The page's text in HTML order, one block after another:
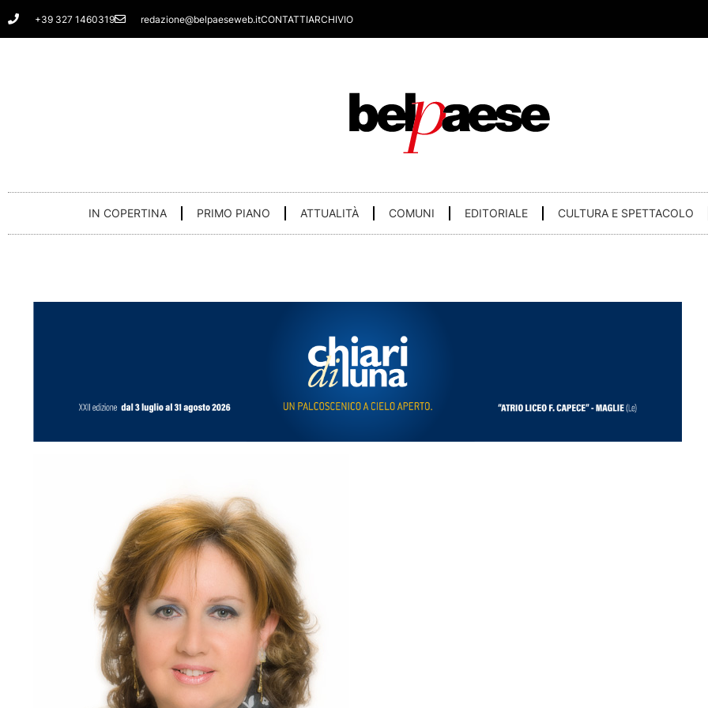
Vai
al
+39 327 1460319 redazione@belpaeseweb.itCONTATTIARCHIVIO
IN COPERTINA PRIMO PIANO ATTUALITÀ COMUNI EDITORIALE CULTURA E SPETTACOLO